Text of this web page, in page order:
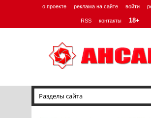
о проекте реклама на сайте войти
RSS контакты 18+